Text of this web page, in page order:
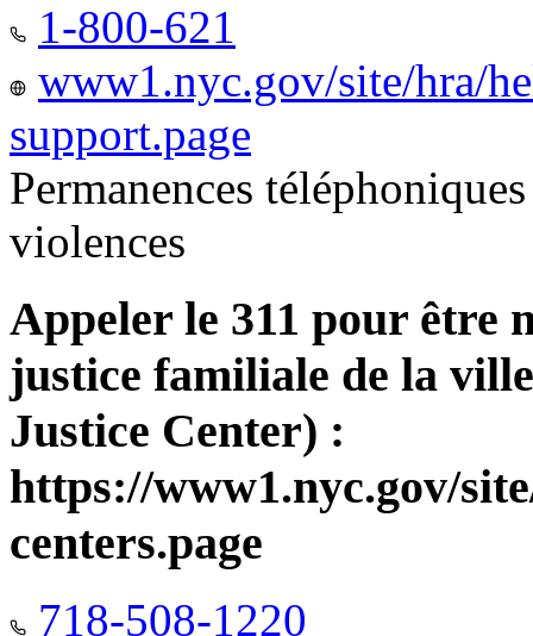
1-800-621
www1.nyc.gov/site/hra/
support.page
Permanences
violences
Appeler le 311 pour être
justice familiale de la
Justice Center) :
https://www1.nyc.gov/
centers.page
718-508-1220